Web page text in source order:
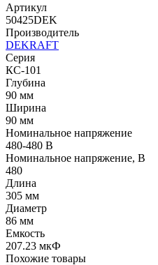
Артикул
50425DEK
Производитель
DEKRAFT
Серия
КС-101
Глубина
90 мм
Ширина
90 мм
Номинальное напряжение
480-480 В
Номинальное напряжение, В
480
Длина
305 мм
Диаметр
86 мм
Емкость
207.23 мкФ
Похожие товары